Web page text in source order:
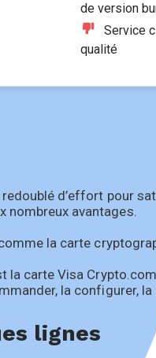
de version
Service
qualité
d’effort pour
nombreux avantages.
la carte
la carte Visa
la configurer, la
lignes